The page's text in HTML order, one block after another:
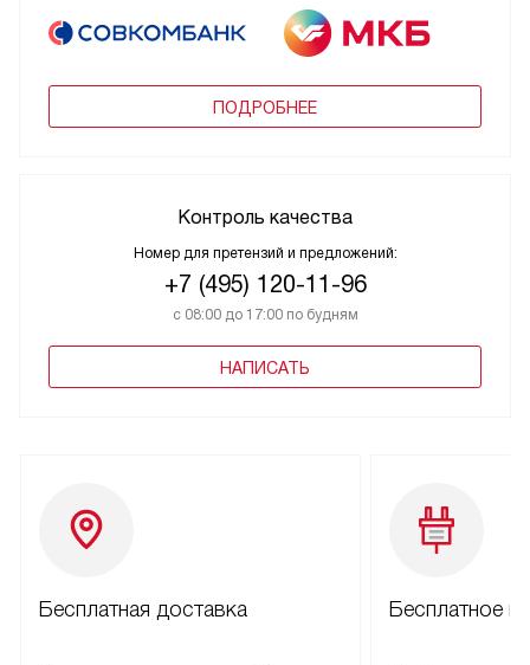
ПОДРОБНЕЕ
Контроль качества
Номер для претензий и предложений:
+7 (495) 120-11-96
с 08:00 до 17:00 по будням
НАПИСАТЬ
Бесплатная доставка Бесплатное